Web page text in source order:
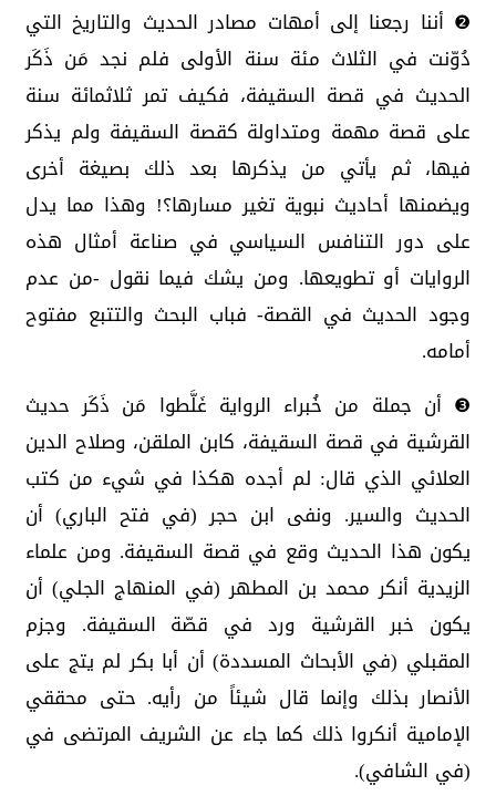
❷ أننا رجعنا إلى أمهات مصادر الحديث والتاريخ التي
دُوّنت في الثلاث مئة سنة الأولى فلم نجد مَن ذَكَر
الحديث في قصة السقيفة، فكيف تمر ثلاثمائة سنة
على قصة مهمة ومتداولة كقصة السقيفة ولم يذكر
فيها، ثم يأتي من يذكرها بعد ذلك بصيغة أخرى
ويضمنها أحاديث نبوية تغير مسارها؟! وهذا مما يدل
على دور التنافس السياسي في صناعة أمثال هذه
الروايات أو تطويعها. ومن يشك فيما نقول -من عدم
وجود الحديث في القصة- فباب البحث والتتبع مفتوح
أمامه.
❸ أن جملة من خُبراء الرواية غَلَّطوا مَن ذَكَر حديث
القرشية في قصة السقيفة، كابن الملقن، وصلاح الدين
العلائي الذي قال: لم أجده هكذا في شيء من كتب
الحديث والسير. ونفى ابن حجر (في فتح الباري) أن
يكون هذا الحديث وقع في قصة السقيفة. ومن علماء
الزيدية أنكر محمد بن المطهر (في المنهاج الجلي) أن
يكون خبر القرشية ورد في قصّة السقيفة. وجزم
المقبلي (في الأبحاث المسددة) أن أبا بكر لم يتج على
الأنصار بذلك وإنما قال شيئاً من رأيه. حتى محققي
الإمامية أنكروا ذلك كما جاء عن الشريف المرتضى في
(في الشافي).